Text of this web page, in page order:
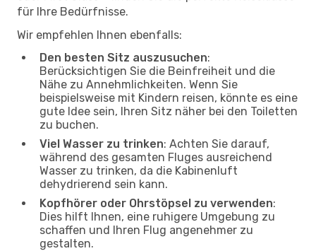
für Ihre Bedürfnisse.
Wir empfehlen Ihnen ebenfalls:
Den besten Sitz auszusuchen:
Berücksichtigen Sie die Beinfreiheit und die
Nähe zu Annehmlichkeiten. Wenn Sie
beispielsweise mit Kindern reisen, könnte es eine
gute Idee sein, Ihren Sitz näher bei den Toiletten
zu buchen.
Viel Wasser zu trinken: Achten Sie darauf,
während des gesamten Fluges ausreichend
Wasser zu trinken, da die Kabinenluft
dehydrierend sein kann.
Kopfhörer oder Ohrstöpsel zu verwenden:
Dies hilft Ihnen, eine ruhigere Umgebung zu
schaffen und Ihren Flug angenehmer zu
gestalten.